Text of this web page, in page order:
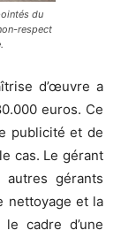
du
respect
d’œuvre a
euros. Ce
publicité et de
cas. Le gérant
gérants
nettoyage et la
cadre d’une